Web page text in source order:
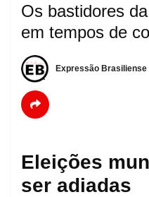
Os bastidores
em tempos de
Expressão Brasiliense
Eleições
ser adiadas